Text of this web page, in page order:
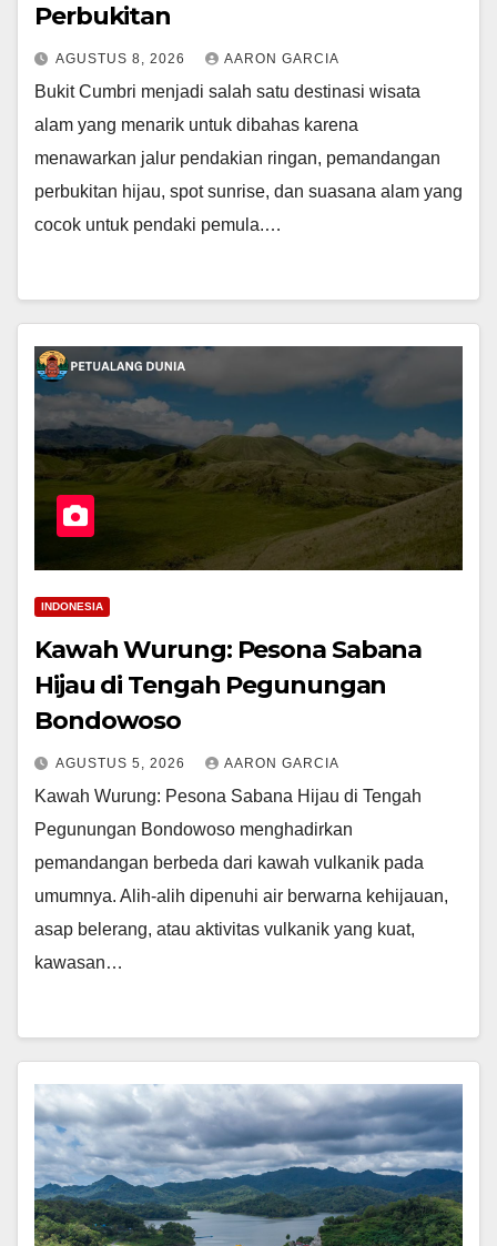
Perbukitan
AGUSTUS 8, 2026 AARON GARCIA
Bukit Cumbri menjadi salah satu destinasi wisata
alam yang menarik untuk dibahas karena
menawarkan jalur pendakian ringan, pemandangan
perbukitan hijau, spot sunrise, dan suasana alam yang
cocok untuk pendaki pemula.…
INDONESIA
Kawah Wurung: Pesona Sabana
Hijau di Tengah Pegunungan
Bondowoso
AGUSTUS 5, 2026 AARON GARCIA
Kawah Wurung: Pesona Sabana Hijau di Tengah
Pegunungan Bondowoso menghadirkan
pemandangan berbeda dari kawah vulkanik pada
umumnya. Alih-alih dipenuhi air berwarna kehijauan,
asap belerang, atau aktivitas vulkanik yang kuat,
kawasan…